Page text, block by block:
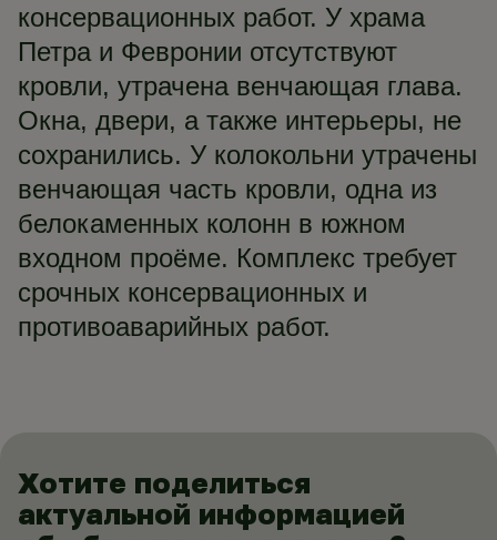
консервационных работ. У храма
Петра и Февронии отсутствуют
кровли, утрачена венчающая глава.
Окна, двери, а также интерьеры, не
сохранились. У колокольни утрачены
венчающая часть кровли, одна из
белокаменных колонн в южном
входном проёме. Комплекс требует
срочных консервационных и
противоаварийных работ.
Хотите поделиться
актуальной информацией